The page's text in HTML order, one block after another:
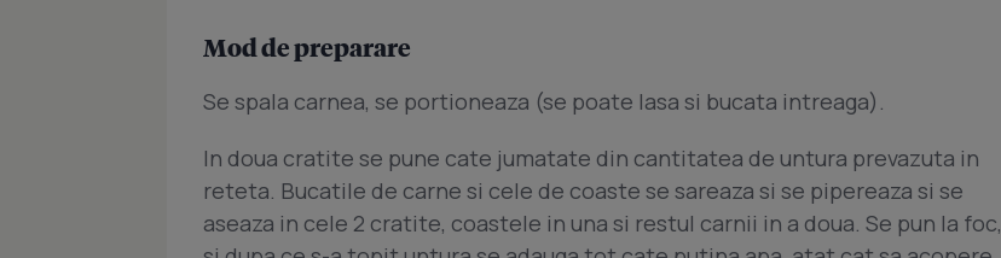
Mod de preparare
Se spala carnea, se portioneaza (se poate lasa si bucata intreaga).
In doua cratite se pune cate jumatate din cantitatea de untura prevazuta in
reteta. Bucatile de carne si cele de coaste se sareaza si se pipereaza si se
aseaza in cele 2 cratite, coastele in una si restul carnii in a doua. Se pun la foc,